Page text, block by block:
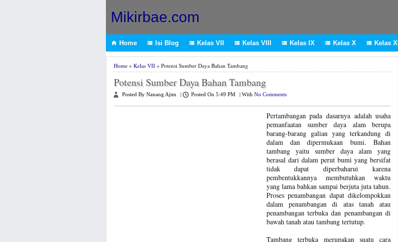
Mikirbae.com
 Home  Isi Blog  Kelas VII  Kelas VIII  Kelas IX  Kelas X  Kelas XI
Home» Kelas VII» Potensi Sumber Daya Bahan Tambang
Potensi Sumber Daya Bahan Tambang
Posted By Nanang Ajim Posted On 5:49 PM With No Comments
Pertambangan pada dasarnya adalah usaha
pemanfaatan sumber daya alam berupa
barang-barang galian yang terkandung di
dalam dan dipermukaan bumi. Bahan
tambang yaitu sumber daya alam yang
berasal dari dalam perut bumi yang bersifat
tidak dapat diperbaharui karena
pembentukkannya membutuhkan waktu
yang lama bahkan sampai berjuta juta tahun.
Proses penambangan dapat dikelompokkan
dalam penambangan di atas tanah atau
penambangan terbuka dan penambangan di
bawah tanah atau tambang tertutup.
Tambang terbuka merupakan suatu cara